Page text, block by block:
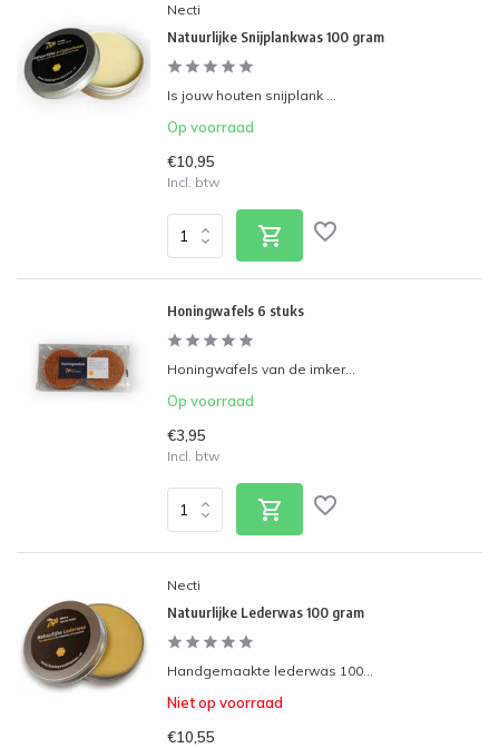
Necti
Natuurlijke Snijplankwas 100 gram
Is jouw houten snijplank ...
Op voorraad
€10,95
Incl. btw
Honingwafels 6 stuks
Honingwafels van de imker...
Op voorraad
€3,95
Incl. btw
Necti
Natuurlijke Lederwas 100 gram
Handgemaakte lederwas 100...
Niet op voorraad
€10,55